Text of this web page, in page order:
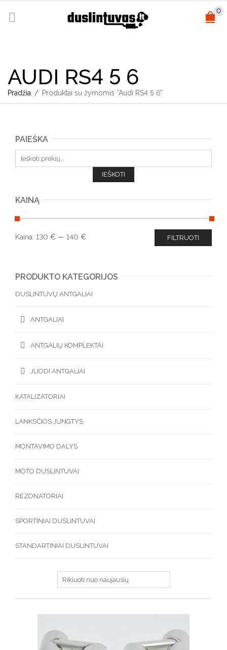
0
AUDI RS4 5 6
Pradžia / Produktai su žymomis “Audi RS4 5 6”
PAIEŠKA
IEŠKOTI
KAINĄ
FILTRUOTI
Kaina: 130 € — 140 €
PRODUKTO KATEGORIJOS
DUSLINTUVŲ ANTGALIAI
ANTGALIAI
ANTGALIŲ KOMPLEKTAI
JUODI ANTGALIAI
KATALIZATORIAI
LANKSČIOS JUNGTYS
MONTAVIMO DALYS
MOTO DUSLINTUVAI
REZONATORIAI
SPORTINIAI DUSLINTUVAI
STANDARTINIAI DUSLINTUVAI